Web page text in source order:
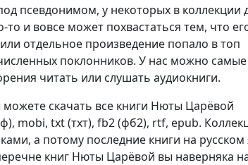
псевдонимом, у некоторых в коллекции
то и вовсе может похвастаться тем, что
отдельное произведение попало в топ
поклонников. У нас можно самые
читать или слушать аудиокниги.
скачать все книги Нюты Царёвой
mobi, txt (тхт), fb2 (фб2), rtf, epub.
а потому последние книги на русском
книг Нюты Царёвой вы наверняка